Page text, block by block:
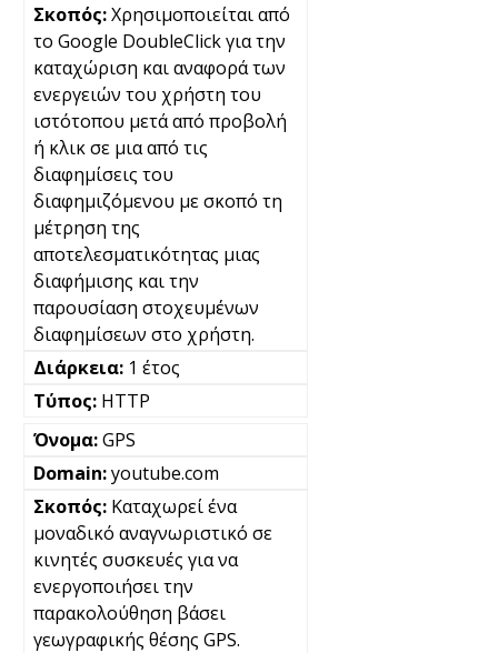
Χρησιμοποιείται από
το Google DoubleClick για την
καταχώριση και αναφορά των
ενεργειών του χρήστη του
ιστότοπου μετά από προβολή
ή κλικ σε μια από τις
διαφημίσεις του
διαφημιζόμενου με σκοπό τη
μέτρηση της
αποτελεσματικότητας μιας
διαφήμισης και την
παρουσίαση στοχευμένων
διαφημίσεων στο χρήστη.
1 έτος
HTTP
GPS
youtube.com
Καταχωρεί ένα
μοναδικό αναγνωριστικό σε
κινητές συσκευές για να
ενεργοποιήσει την
παρακολούθηση βάσει
γεωγραφικής θέσης GPS.